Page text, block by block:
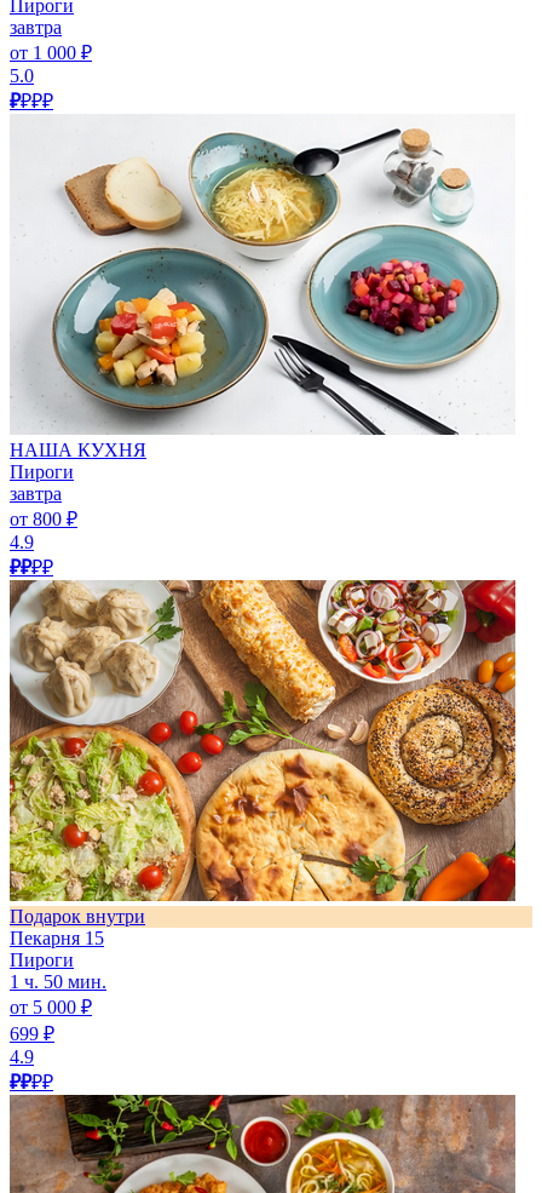
Пироги
завтра
от 1 000 ₽
5.0
₽₽₽₽
НАША КУХНЯ
Пироги
завтра
от 800 ₽
4.9
₽₽₽₽
Подарок внутри
Пекарня 15
Пироги
1 ч. 50 мин.
от 5 000 ₽
699 ₽
4.9
₽₽₽₽